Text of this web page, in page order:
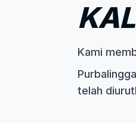
Kami
telah